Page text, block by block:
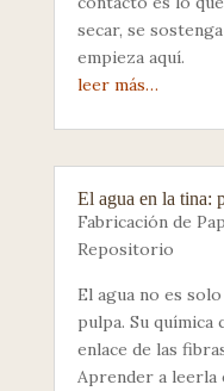
secar, se
empieza aquí.
leer más…
El agua en la tina:
Fabricación de
Repositorio
El agua no es
pulpa. Su química
enlace de las
Aprender a leerla